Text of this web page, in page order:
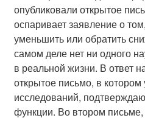
опубликовали открытое
оспаривает заявление о
уменьшить или обратить
самом деле нет ни одного
в реальной жизни. В ответ
открытое письмо, в
исследований,
функции. Во втором письме,